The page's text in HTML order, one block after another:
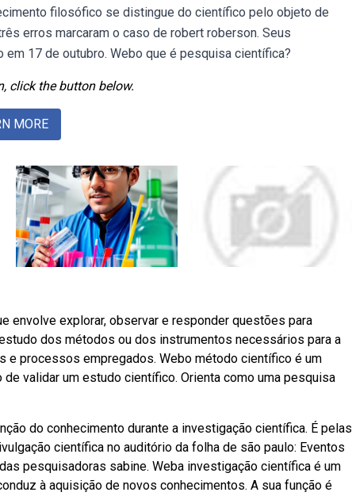
filosófico se distingue do científico pelo objeto de
erros marcaram o caso de robert roberson. Seus
17 de outubro. Webo que é pesquisa científica?
click the button below.
MORE
envolve explorar, observar e responder questões para
dos métodos ou dos instrumentos necessários para a
e processos empregados. Webo método científico é um
validar um estudo científico. Orienta como uma pesquisa
do conhecimento durante a investigação científica. É pelas
científica no auditório da folha de são paulo: Eventos
pesquisadoras sabine. Weba investigação científica é um
à aquisição de novos conhecimentos. A sua função é